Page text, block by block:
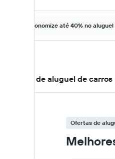
Economize até 40% no
Ofertas de aluguel de carros
Ofertas de